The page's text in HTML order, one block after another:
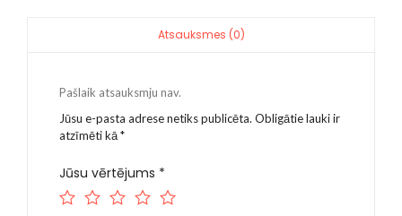
Atsauksmes (0)
Pašlaik atsauksmju nav.
Jūsu e-pasta adrese netiks publicēta. Obligātie lauki ir
atzīmēti kā*
Jūsu vērtējums *